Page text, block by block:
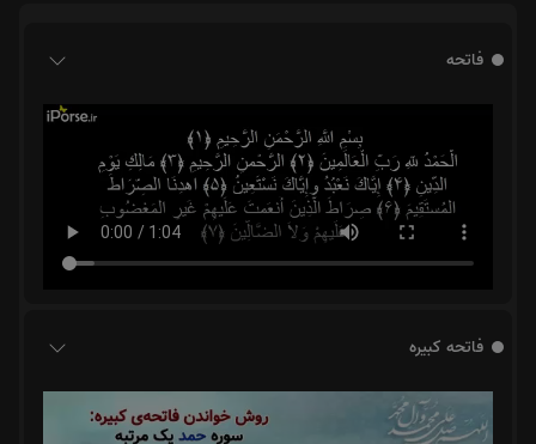
فاتحه
فاتحه کبیره